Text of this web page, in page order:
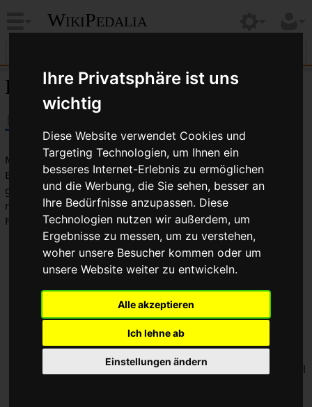
Ihre Privatsphäre ist uns
wichtig
Diese Website verwendet Cookies und
Targeting Technologien, um Ihnen ein
besseres Internet-Erlebnis zu ermöglichen
und die Werbung, die Sie sehen, besser an
Ihre Bedürfnisse anzupassen. Diese
Technologien nutzen wir außerdem, um
Ergebnisse zu messen, um zu verstehen,
woher unsere Besucher kommen oder um
unsere Website weiter zu entwickeln.
Alle akzeptieren
Ich lehne ab
Einstellungen ändern
WikiPedalia
Erstausrüster
Mit Erstausrüster-Teilen (auch OEM-Teile, "Original
Equipment Manufacturer" genannt) sind Komponenten
gemeint, die vom Fahrradhersteller zwecks Aufbau von
neuen Fahrrädern (meist Serienherstellung) an
Fabrikationsstätten ausgeliefert werden.
Erstausrüsterpreise sind die niedrigsten in der
Preisstruktur der Hersteller, da die Teile in großen
Mengen ausgeliefert werden.
Erstausrüsterteile werden zu Hunderten in einer
Verpackunsgeinheit ausgeliefert, um Verpackunsgkosten
zu drücken. Dabei wird fast oder vollständig auf
Verpackungsmaterial verzichtet.
Erstausrüsterteile sind manchmal billigere Versionen von
Ersatzteilmarktangeboten werden, obwohl